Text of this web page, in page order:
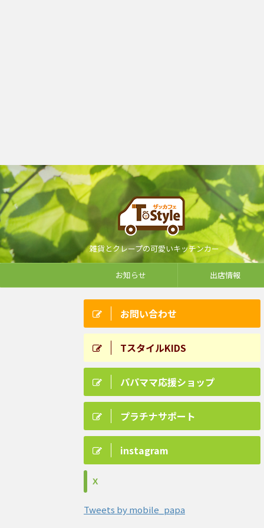
雑貨とクレープの可愛いキッチンカー
お知らせ 出店情報
お問い合わせ
TスタイルKIDS
パパママ応援ショップ
プラチナサポート
instagram
X
Tweets by mobile_papa